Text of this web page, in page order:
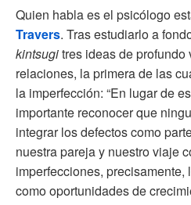
Quien habla es el psicólogo
Travers. Tras estudiarlo a
kintsugitres ideas de
relaciones, la primera de las
la imperfección: “En lugar de
importante reconocer que
integrar los defectos como
nuestra pareja y nuestro viaje
imperfecciones,
como oportunidades de